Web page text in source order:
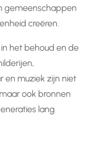
gemeenschappen
creëren.
het behoud en de
en muziek zijn niet
ook bronnen
lang